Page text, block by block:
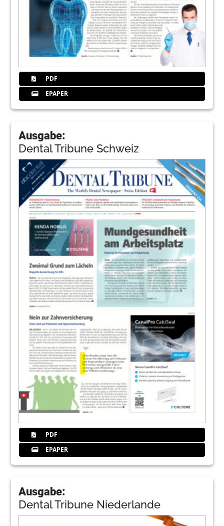
PDF
EPAPER
Ausgabe:
Dental Tribune Schweiz
PDF
EPAPER
Ausgabe:
Dental Tribune Niederlande